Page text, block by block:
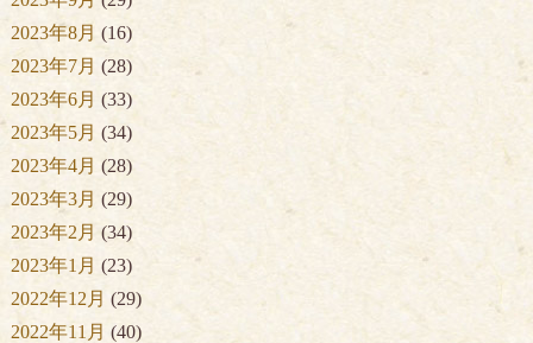
2023年8月 (16)
2023年7月 (28)
2023年6月 (33)
2023年5月 (34)
2023年4月 (28)
2023年3月 (29)
2023年2月 (34)
2023年1月 (23)
2022年12月 (29)
2022年11月 (40)